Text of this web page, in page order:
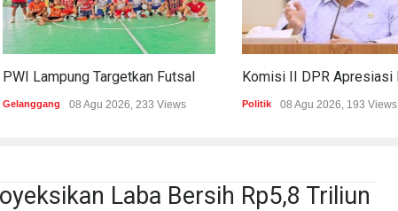
Gelanggang 08 Agu 2026, 233 Views Politik 08 Agu 2026, 193 Views
Laba Bersih Rp5,8 Triliun